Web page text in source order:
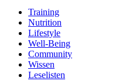
Training
Nutrition
Lifestyle
Well-Being
Community
Wissen
Leselisten